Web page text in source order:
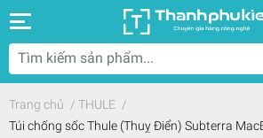
Trang chủ / THULE /
Túi chống sốc Thule (Thuỵ Điển) Subterra